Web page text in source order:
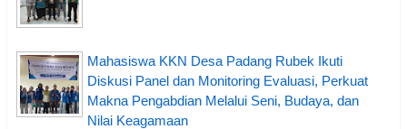
Mahasiswa KKN Desa Padang Rubek Ikuti
Diskusi Panel dan Monitoring Evaluasi, Perkuat
Makna Pengabdian Melalui Seni, Budaya, dan
Nilai Keagamaan